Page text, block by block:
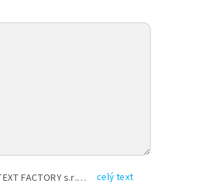
Vyplněním shora uvedených údajů beru na vědomí, že společnost TEXT FACTORY s.r.o., sídlem Brno, Durďákova 336/29, Černá Pole, PSČ: 613 00, IČ: 06157831, zapsané u Krajského soudu v Brně, oddíl C, vložka 100399, bude zpracovávat mé osobní údaje uvedené v rámci mnou vyplněného registračního formuláře na základě oprávněných zájmů TEXT FACTORY s.r.o. dle čl. 6 odst. 1 písm. f) GDPR a pro splnění právních povinností (čl. 6 odst. 1 písm. c) GDPR), a to pro tyto účely: nezbytnost zajistit oprávnění návštěvníka webových stránek provozovaných společností TEXT FACTORY s.r.o. přispívat aktivně ke zveřejněným článkům nebo v rámci diskusních fór a výkon práv TEXT FACTORY s.r.o. jako administrátora těchto diskusních fór. Více informací o zpracování osobních údajů a právech lze nalézt v celý text